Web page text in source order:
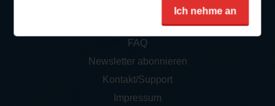
Ich nehme an
So funktioniert‘s
FAQ
Newsletter abonnieren
Kontakt/Support
Impressum